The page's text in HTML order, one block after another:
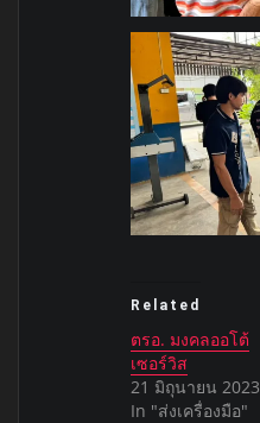
Related
ตรอ. มงคลออโต้
เซอร์วิส
21 มิถุนายน 2023
In "ส่งเครื่องมือ"